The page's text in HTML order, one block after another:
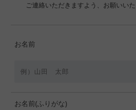
ご連絡いただきますよう、お願いいた
お名前
お名前(ふりがな)